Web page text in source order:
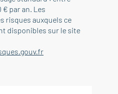
€ par an. Les
risques auxquels ce
disponibles sur le site